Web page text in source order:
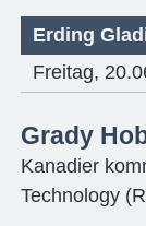
Erding
Freitag,
Grady
Kanadier
Technology